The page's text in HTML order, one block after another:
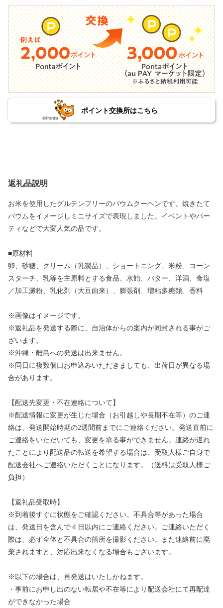
ポイント交換所はこちら
返礼品説明
お米を使用したグルテンフリーのバウムクーヘンです。焼きたて
バウムをイメージしミニサイズで表現しました。イベントやパー
ティなどで大変人気の品です。
■原材料
卵、砂糖、クリーム（乳製品）、ショートニング、米粉、コーン
スターチ、乳等を主原料とする食品、水飴、バター、洋酒、食塩
／加工澱粉、乳化剤（大豆由来）、膨張剤、増粘多糖類、香料
※画像はイメージです。
※返礼品を発送する際に、自治体からの案内が同封される事がご
ざいます。
※沖縄・離島への発送は出来ません。
※同日に複数個口お申込みいただきましても、出荷日が異なる場
合があります。
【配送先変更・不在連絡について】
※配送情報に変更が生じた場合（お引越しや長期不在等）のご連
絡は、発送開始時期の2週間前までにご連絡ください。発送直前に
ご連絡をいただいても、変更を承る事ができません。連絡が遅れ
たことにより配送品の転送を希望する場合は、受取人様ご自身で
配送会社へご連絡いただくことになります。（送料は受取人様ご
負担）
【返礼品受取時】
※到着後すぐに状態をご確認ください。不具合等があった場合
は、発送日を含んで４日以内にご連絡ください。ご連絡いただく
際は、必ず全体と不具合の箇所を撮影ください。また連絡前に廃
棄されますと、対応出来なくなる場合もございます。
※以下の場合は、再発送はいたしかねます。
・事前にお申し出のない転居や不在等により配送会社にて再配達
ができなかった場合